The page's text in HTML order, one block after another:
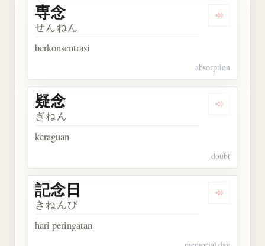
Dengarkan
専念
せんねん
berkonsentrasi
absorption
Dengarkan
疑念
ぎねん
keraguan
doubt
Dengarkan
記念日
きねんび
hari peringatan